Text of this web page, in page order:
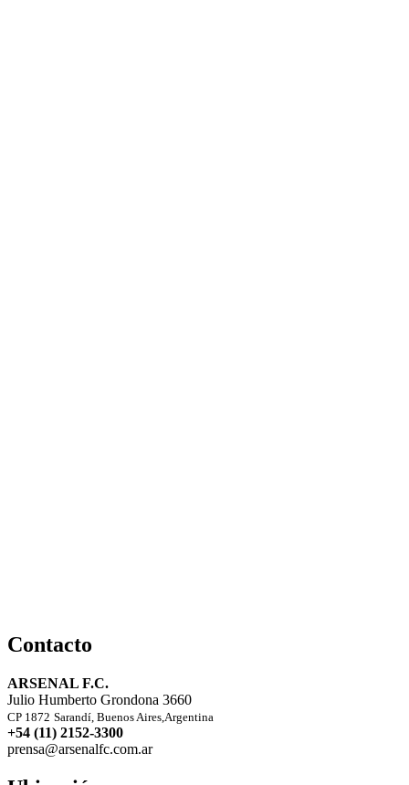
Contacto
ARSENAL F.C.
Julio Humberto Grondona 3660
CP 1872 Sarandí, Buenos Aires,Argentina
+54 (11) 2152-3300
prensa@arsenalfc.com.ar